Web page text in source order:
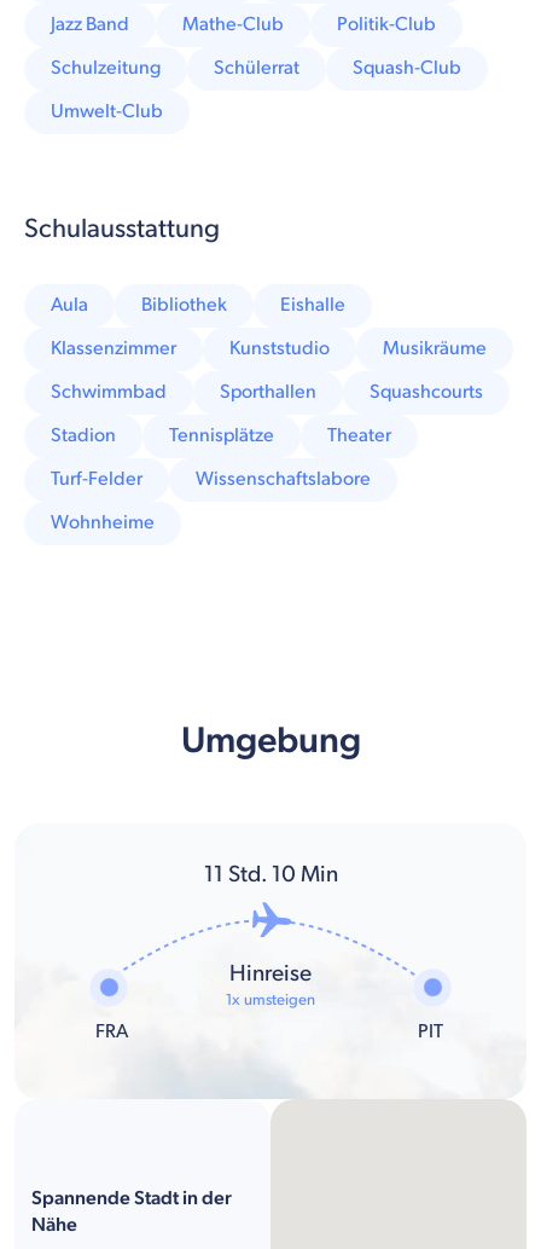
Jazz Band
Mathe-Club
Politik-Club
Schulzeitung
Schülerrat
Squash-Club
Umwelt-Club
Schulausstattung
Aula Bibliothek
Eishalle
Klassenzimmer
Kunststudio
Musikräume
Schwimmbad
Sporthallen
Squashcourts
Stadion
Tennisplätze
Theater
Turf-Felder
Wissenschaftslabore
Wohnheime
Umgebung
11 Std. 10 Min
FRA
Hinreise
1x umsteigen
PIT
Spannende Stadt in der
Nähe